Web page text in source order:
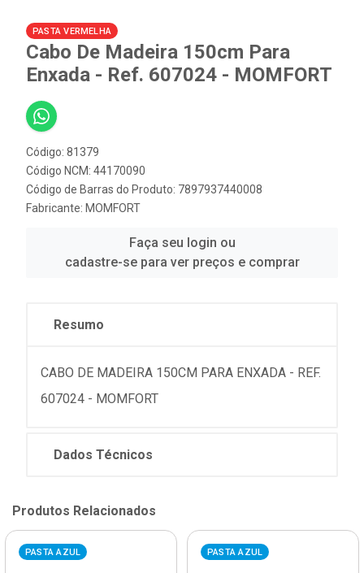
PASTA VERMELHA
Cabo De Madeira 150cm Para
Enxada - Ref. 607024 - MOMFORT
Código: 81379
Código NCM: 44170090
Código de Barras do Produto: 7897937440008
Fabricante: MOMFORT
Faça seu login ou
cadastre-se para ver preços e comprar
Resumo
CABO DE MADEIRA 150CM PARA ENXADA - REF.
607024 - MOMFORT
Dados Técnicos
Produtos Relacionados
PASTA AZUL PASTA AZUL